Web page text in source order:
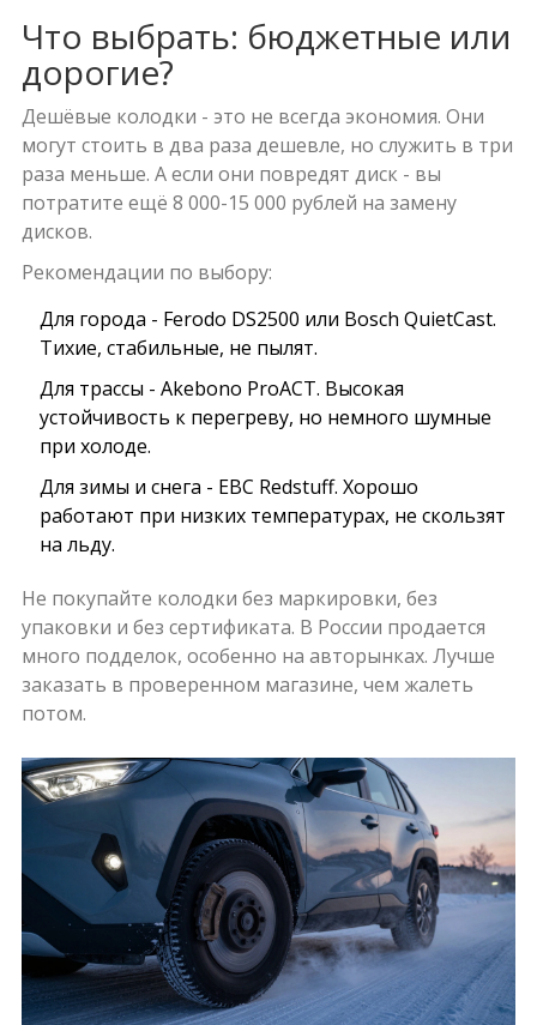
Что выбрать: бюджетные или
дорогие?
Дешёвые колодки - это не всегда экономия. Они
могут стоить в два раза дешевле, но служить в три
раза меньше. А если они повредят диск - вы
потратите ещё 8 000-15 000 рублей на замену
дисков.
Рекомендации по выбору:
Для города - Ferodo DS2500 или Bosch QuietCast.
Тихие, стабильные, не пылят.
Для трассы - Akebono ProACT. Высокая
устойчивость к перегреву, но немного шумные
при холоде.
Для зимы и снега - EBC Redstuff. Хорошо
работают при низких температурах, не скользят
на льду.
Не покупайте колодки без маркировки, без
упаковки и без сертификата. В России продается
много подделок, особенно на авторынках. Лучше
заказать в проверенном магазине, чем жалеть
потом.